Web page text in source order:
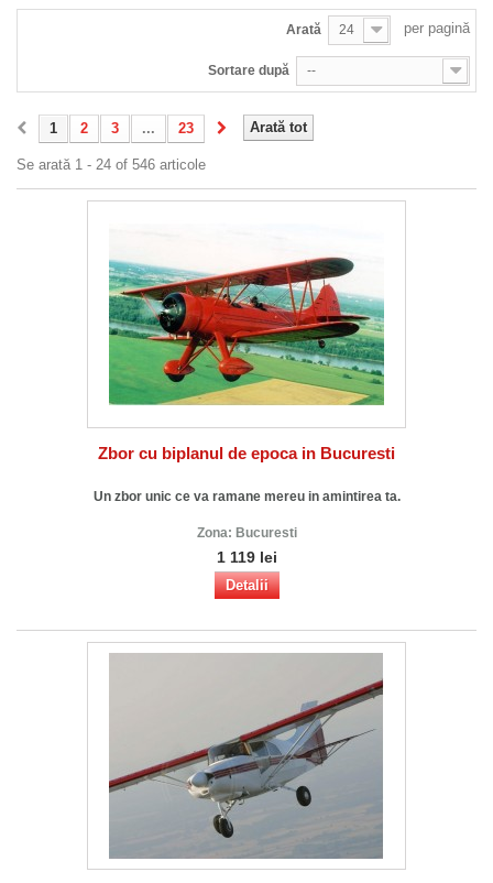
Arată 24 per pagină
Sortare după --
Arată tot
1 2 3 ... 23
Se arată 1 - 24 of 546 articole
Zbor cu biplanul de epoca in Bucuresti
Un zbor unic ce va ramane mereu in amintirea ta.
Zona: Bucuresti
1 119 lei
Detalii